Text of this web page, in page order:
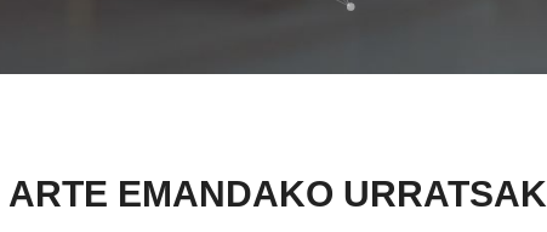
ARTE EMANDAKO URRATSAK